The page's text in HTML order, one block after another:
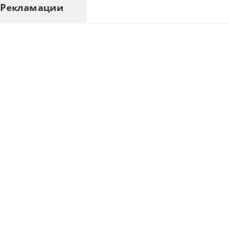
Рекламации